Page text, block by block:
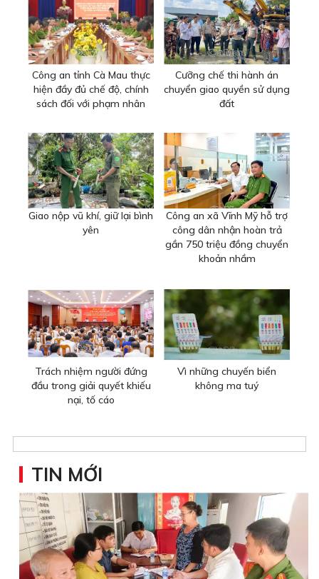
Công an tỉnh Cà Mau thực
hiện đầy đủ chế độ, chính
sách đối với phạm nhân
Cưỡng chế thi hành án
chuyển giao quyền sử dụng
đất
Giao nộp vũ khí, giữ lại bình
yên
Công an xã Vĩnh Mỹ hỗ trợ
công dân nhận hoàn trả
gần 750 triệu đồng chuyển
khoản nhầm
Trách nhiệm người đứng
đầu trong giải quyết khiếu
nại, tố cáo
Vì những chuyến biển
không ma tuý
TIN MỚI